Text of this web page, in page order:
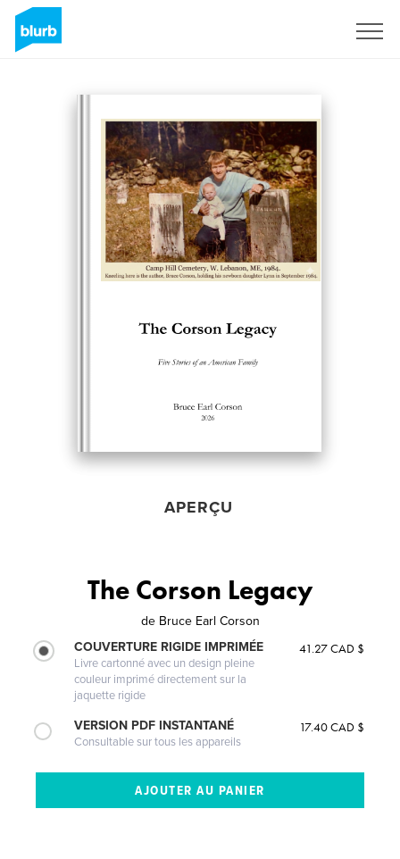
APERÇU
The Corson Legacy
de Bruce Earl Corson
COUVERTURE RIGIDE IMPRIMÉE
Livre cartonné avec un design pleine
couleur imprimé directement sur la
jaquette rigide
41.27 CAD $
VERSION PDF INSTANTANÉ
Consultable sur tous les appareils
17.40 CAD $